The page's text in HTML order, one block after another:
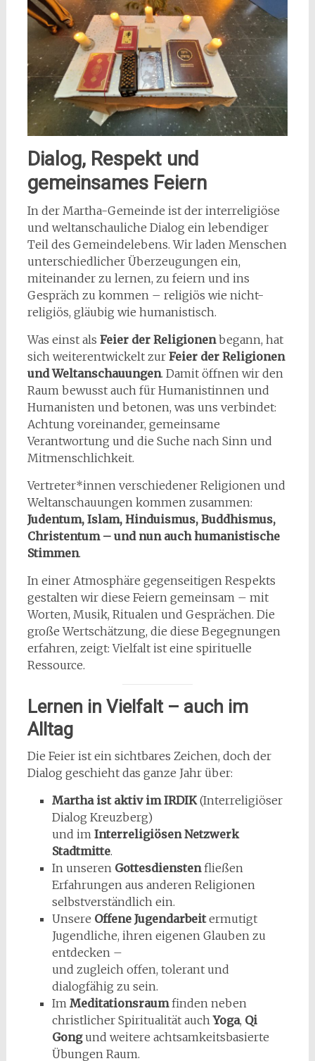
Dialog, Respekt und
gemeinsames Feiern
In der Martha-Gemeinde ist der interreligiöse
und weltanschauliche Dialog ein lebendiger
Teil des Gemeindelebens. Wir laden Menschen
unterschiedlicher Überzeugungen ein,
miteinander zu lernen, zu feiern und ins
Gespräch zu kommen – religiös wie nicht-
religiös, gläubig wie humanistisch.
Was einst als Feier der Religionenbegann, hat
sich weiterentwickelt zur Feier der Religionen
und Weltanschauungen. Damit öffnen wir den
Raum bewusst auch für Humanistinnen und
Humanisten und betonen, was uns verbindet:
Achtung voreinander, gemeinsame
Verantwortung und die Suche nach Sinn und
Mitmenschlichkeit.
Vertreter*innen verschiedener Religionen und
Weltanschauungen kommen zusammen:
Judentum, Islam, Hinduismus, Buddhismus,
Christentum – und nun auch humanistische
Stimmen.
In einer Atmosphäre gegenseitigen Respekts
gestalten wir diese Feiern gemeinsam – mit
Worten, Musik, Ritualen und Gesprächen. Die
große Wertschätzung, die diese Begegnungen
erfahren, zeigt: Vielfalt ist eine spirituelle
Ressource.
Lernen in Vielfalt – auch im
Alltag
Die Feier ist ein sichtbares Zeichen, doch der
Dialog geschieht das ganze Jahr über:
Martha ist aktiv im IRDIK(Interreligiöser
Dialog Kreuzberg)
und im Interreligiösen Netzwerk
Stadtmitte.
In unseren Gottesdienstenfließen
Erfahrungen aus anderen Religionen
selbstverständlich ein.
Unsere Offene Jugendarbeitermutigt
Jugendliche, ihren eigenen Glauben zu
entdecken –
und zugleich offen, tolerant und
dialogfähig zu sein.
Im Meditationsraumfinden neben
christlicher Spiritualität auchYoga, Qi
Gongund weitere achtsamkeitsbasierte
Übungen Raum.